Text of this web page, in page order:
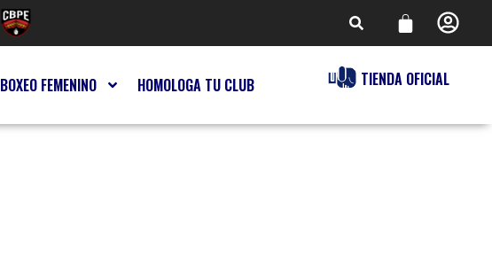
BOXEO FEMENINO HOMOLOGA TU CLUB TIENDA OFICIAL